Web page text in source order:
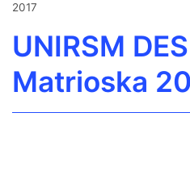
2017
UNIRSM
Matrioska